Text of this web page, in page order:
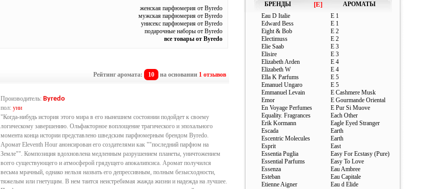
женская парфюмерия от Byredo
мужская парфюмерия от Byredo
унисекс парфюмерия от Byredo
подарочные наборы от Byredo
все товары от Byredo
Рейтинг аромата: 10 на основании 1 отзывов
Производитель: Byredo
пол: уни
"Когда-нибудь история этого мира в его нынешнем состоянии подойдет к своему
логическому завершению. Ольфакторное воплощение трагического и эпохального
момента конца истории представлено шведским парфюмерным брендом Byredo.
Аромат Eleventh Hour анонсирован его создателями как ""последний парфюм на
Земле"". Композиция вдохновлена медленным разрушением планеты, уничтожением
всего существующего и атмосферой грядущего апокалипсиса. Аромат получился
весьма мрачный, однако нельзя назвать его депрессивным, полным безысходности,
тяжелым или гнетущим. В нем таится неистребимая жажда жизни и надежда на лучшее.
БРЕНДЫ [E]
АРОМАТЫ
Eau D Italie
Edward Bess
Eight & Bob
Electimuss
Elie Saab
Elisire
Elizabeth Arden
Elizabeth W
Ella K Parfums
Emanuel Ungaro
Emmanuel Levain
Emor
En Voyage Perfumes
Equality. Fragrances
Erik Kormann
Escada
Escentric Molecules
Esprit
Essentia Puglia
Essential Parfums
Essenza
Esteban
Etienne Aigner
E 1
E 1
E 2
E 2
E 3
E 3
E 4
E 4
E 5
E 5
E Cashmere Musk
E Gourmande Oriental
E Pur Si Muove
Each Other
Eagle Eyed Stranger
Earth
Earth
East
Easy For Ecstasy (Pure)
Easy To Love
Eau Ambree
Eau Capitale
Eau d Elide